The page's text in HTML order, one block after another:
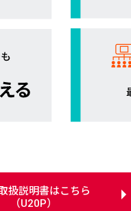
扱説明書はこちら
（U20P）